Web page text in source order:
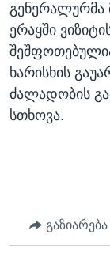
გენერალურმა
ერაყში
ხარისხის
ძალადობის
სთხოვა.
გაზიარება